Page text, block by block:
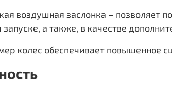
воздушная заслонка – позволяет
а также, в качестве
колес обеспечивает повышенное